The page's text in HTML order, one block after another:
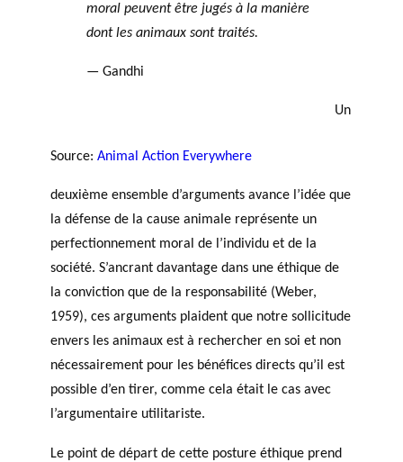
moral peuvent être jugés à la manière
dont les animaux sont traités.
— Gandhi
Source: Animal Action Everywhere
Un
deuxième ensemble d’arguments avance l’idée que
la défense de la cause animale représente un
perfectionnement moral de l’individu et de la
société. S’ancrant davantage dans une éthique de
la conviction que de la responsabilité (Weber,
1959), ces arguments plaident que notre sollicitude
envers les animaux est à rechercher en soi et non
nécessairement pour les bénéfices directs qu’il est
possible d’en tirer, comme cela était le cas avec
l’argumentaire utilitariste.
Le point de départ de cette posture éthique prend